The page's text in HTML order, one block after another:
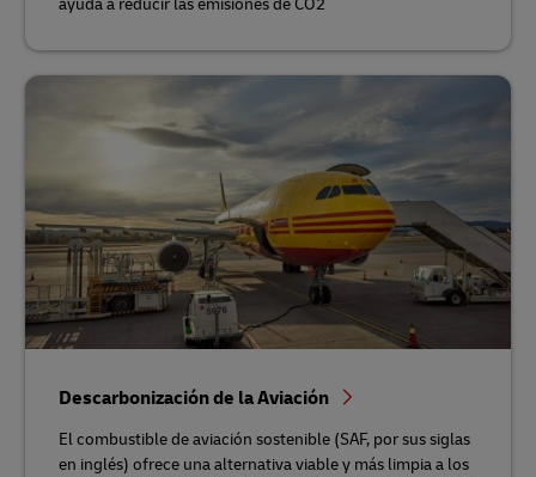
ayuda a reducir las emisiones de CO2
Descarbonización de la Aviación
El combustible de aviación sostenible (SAF, por sus siglas
en inglés) ofrece una alternativa viable y más limpia a los